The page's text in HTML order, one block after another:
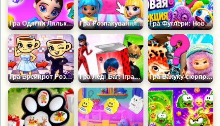
Гра Одягни Ляльку: Розпакування Гра Розпакування Ляльки-сюрпризу для Макіяжу Гра Фуглери: Нова Колекція
Гра Брейнрот Розпакування Нарядів Для Балерини Гра Леді Баг: Іграшки: Розпакування Гра Вакуку-сюрприз: Розпакування